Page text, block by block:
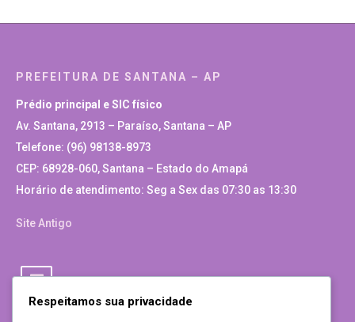
PREFEITURA DE SANTANA – AP
Prédio principal e SIC físico
Av. Santana, 2913 – Paraíso, Santana – AP
Telefone: (96) 98138-8973
CEP: 68928-060, Santana – Estado do Amapá
Horário de atendimento: Seg a Sex das 07:30 as 13:30
Site Antigo
Respeitamos sua privacidade